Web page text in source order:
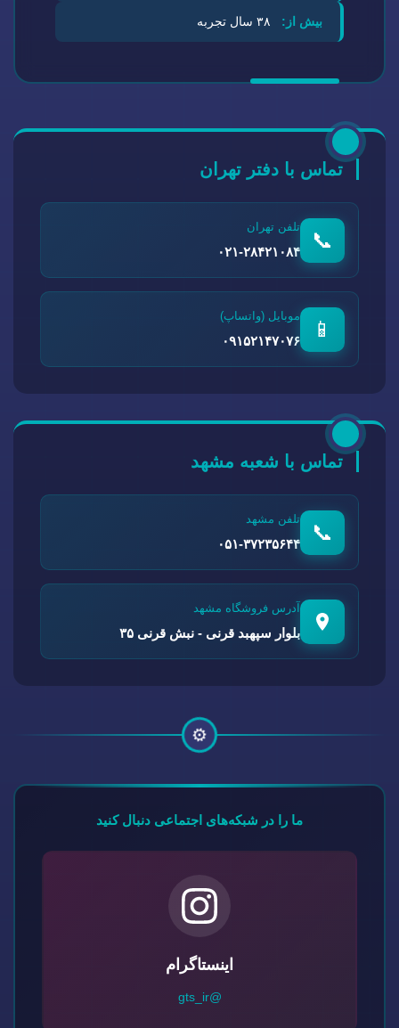
بیش از:
تماس با دفتر تهران
📞
تلفن تهران
۰۲۱-۲۸۴۲۱۰۸۴
📱
موبایل (واتساپ)
۰۹۱۵۲۱۴۷۰۷۶
تماس با شعبه مشهد
📞
تلفن مشهد
۰۵۱-۳۷۲۳۵۶۴۴
آدرس فروشگاه مشهد
بلوار سپهبد قرنی - نبش قرنی ۳۵
⚙️
ما را در شبکه‌های اجتماعی دنبال کنید
اینستاگرام
@gts_ir